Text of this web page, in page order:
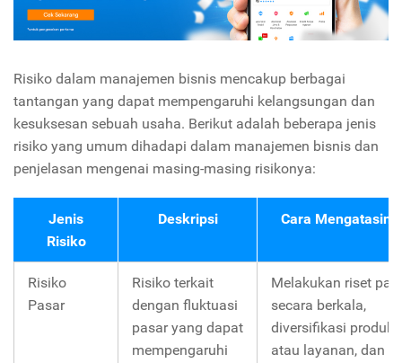
Risiko dalam manajemen bisnis mencakup berbagai
tantangan yang dapat mempengaruhi kelangsungan dan
kesuksesan sebuah usaha. Berikut adalah beberapa jenis
risiko yang umum dihadapi dalam manajemen bisnis dan
penjelasan mengenai masing-masing risikonya:
Jenis
Risiko
Deskripsi Cara
Risiko
Pasar
Risiko terkait
dengan fluktuasi
pasar yang dapat
mempengaruhi
Melakukan riset
secara berkala,
diversifikasi produk
atau layanan, dan